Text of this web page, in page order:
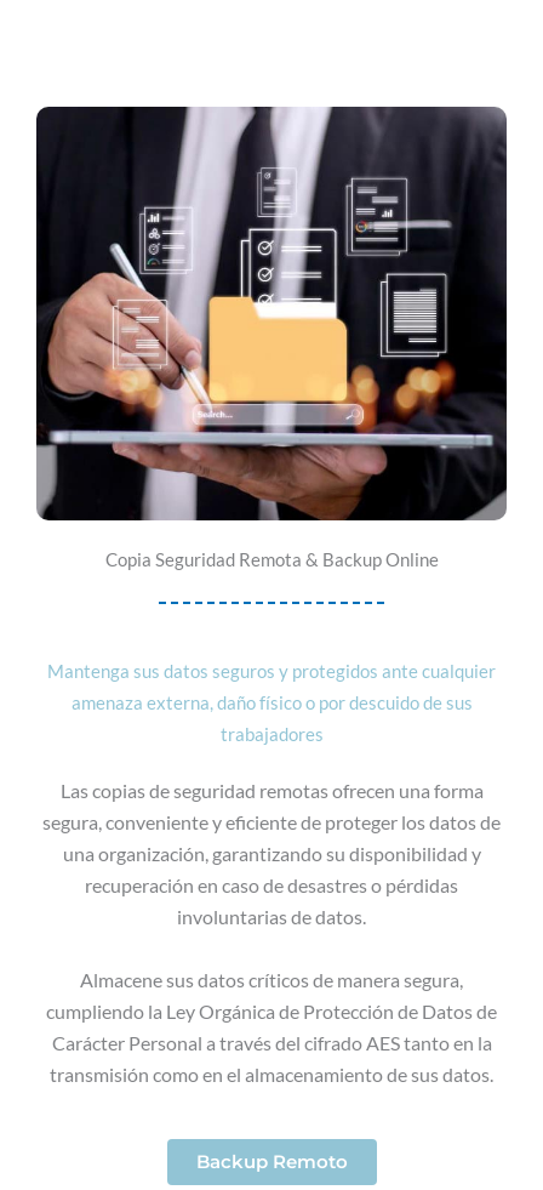
Copia Seguridad Remota & Backup Online
Mantenga sus datos seguros y protegidos ante cualquier
amenaza externa, daño físico o por descuido de sus
trabajadores
Las copias de seguridad remotas ofrecen una forma
segura, conveniente y eficiente de proteger los datos de
una organización, garantizando su disponibilidad y
recuperación en caso de desastres o pérdidas
involuntarias de datos.
Almacene sus datos críticos de manera segura,
cumpliendo la Ley Orgánica de Protección de Datos de
Carácter Personal a través del cifrado AES tanto en la
transmisión como en el almacenamiento de sus datos.
Backup Remoto